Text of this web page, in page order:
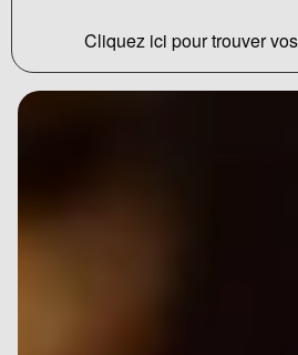
Cliquez ici pour trouver